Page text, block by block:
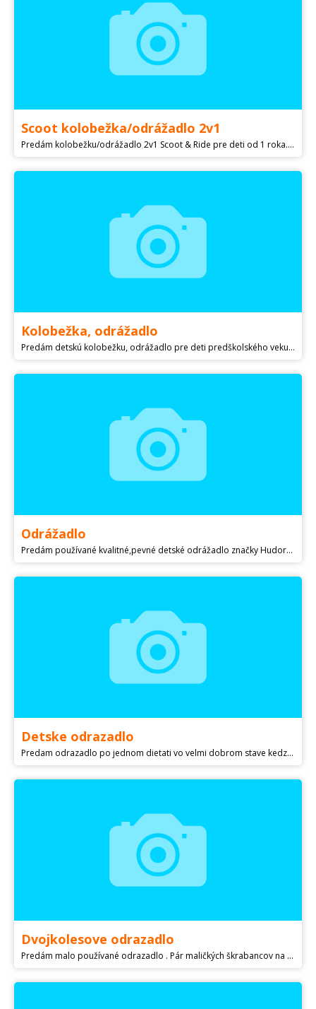
Scoot kolobežka/odrážadlo 2v1
Predám kolobežku/odrážadlo 2v1 Scoot & Ride pre deti od 1 roka. Pomocou jednoduchého prepínania sa z kolobežky počas okamihu stane odrážadlo a naopak. Je ľahké, ľahko prenosné a zároveň aj veľmi pevné. Rukoväte sa dajú nastaviť do výšky 49-60cm. Výška: 82-102cm Max. nosnosť: 20 kg Výška sedadla: 32 cm Kolesá: 220 mm / 120 mm Hmotnosť: 2,6 kg Nožná brzda v kolobežkovom móde. Prosim volat alebo pisat spravu, na SMS nereagujem.
Kolobežka, odrážadlo
Predám detskú kolobežku, odrážadlo pre deti predškolského veku. Kolobežka je ako nová, odrážadlá plne funkčné. Cena 7€ za kus.
Odrážadlo
Predám používané kvalitné,pevné detské odrážadlo značky Hudora. Cena 15€
Detske odrazadlo
Predam odrazadlo po jednom dietati vo velmi dobrom stave kedze sa pouzivalo len v interieri.
Dvojkolesove odrazadlo
Predám malo používané odrazadlo . Pár maličkých škrabancov na fotke odfotené . Ale inak veľmi pekný stav